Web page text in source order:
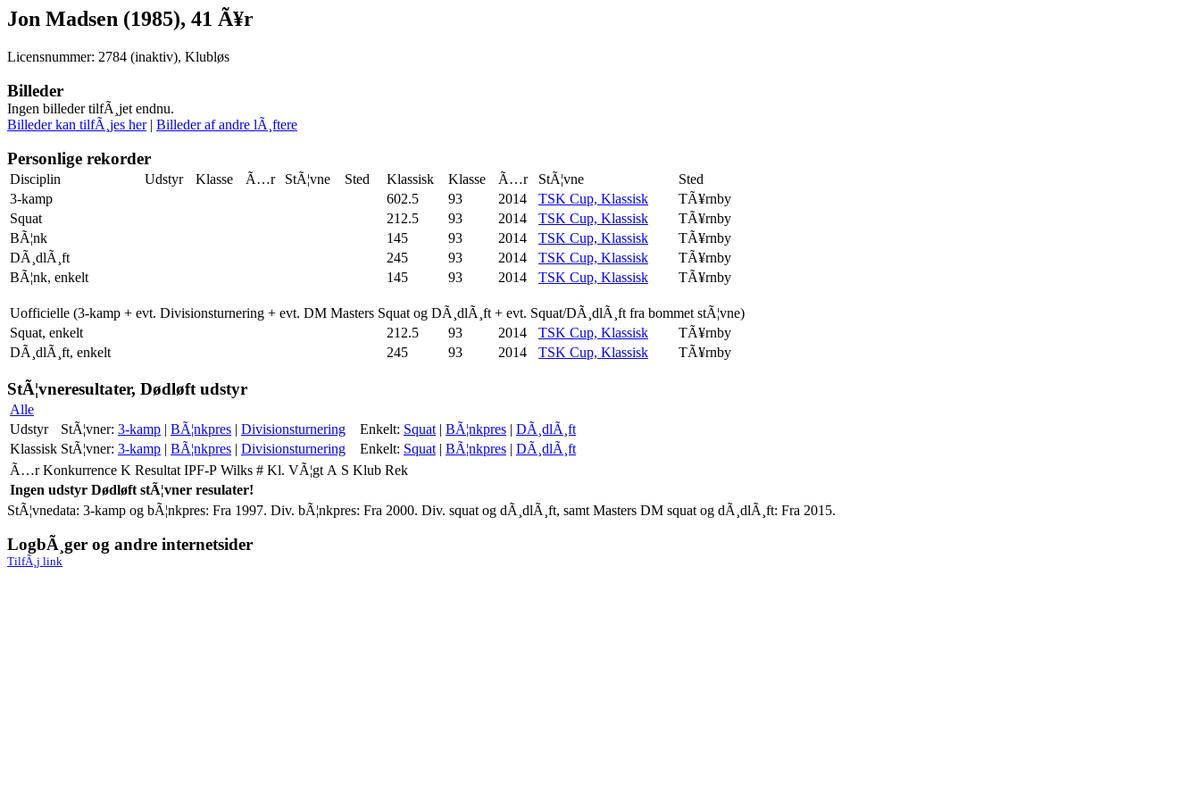
Jon Madsen (1985), 41 Ã¥r
Licensnummer: 2784 (inaktiv), Klubløs
Billeder
Ingen billeder tilfÃ¸jet endnu.
Billeder kan tilfÃ¸jes her| Billeder af andre lÃ¸ftere
Personlige rekorder
Disciplin Udstyr Klasse Ã…r StÃ¦vne Sted Klassisk Klasse Ã…r StÃ¦vne
Sted
3-kamp
602.5 93 2014 TSK Cup, Klassisk
TÃ¥rnby
Squat
212.5 93 2014 TSK Cup, Klassisk
TÃ¥rnby
BÃ¦nk
145 93 2014 TSK Cup, Klassisk
TÃ¥rnby
DÃ¸dlÃ¸ft
245 93 2014 TSK Cup, Klassisk
TÃ¥rnby
BÃ¦nk, enkelt
145 93 2014 TSK Cup, Klassisk TÃ¥rnby
Uofficielle (3-kamp + evt. Divisionsturnering + evt. DM Masters Squat og DÃ¸dlÃ¸ft + evt. Squat/DÃ¸dlÃ¸ft fra bommet stÃ¦vne)
Squat, enkelt
212.5 93 2014 TSK Cup, Klassisk
TÃ¥rnby
DÃ¸dlÃ¸ft, enkelt
245 93 2014 TSK Cup, Klassisk TÃ¥rnby
StÃ¦vneresultater, Dødløft udstyr
Alle
Udstyr
StÃ¦vner: 3-kamp | BÃ¦nkpres | Divisionsturnering Enkelt: Squat | BÃ¦nkpres | DÃ¸dlÃ¸ft
Klassisk StÃ¦vner: 3-kamp | BÃ¦nkpres | Divisionsturnering Enkelt: Squat | BÃ¦nkpres | DÃ¸dlÃ¸ft
Ã…r Konkurrence K Resultat IPF-P Wilks # Kl. VÃ¦gt A S Klub Rek
Ingen udstyr Dødløft stÃ¦vner resulater!
StÃ¦vnedata: 3-kamp og bÃ¦nkpres: Fra 1997. Div. bÃ¦nkpres: Fra 2000. Div. squat og dÃ¸dlÃ¸ft, samt Masters DM squat og dÃ¸dlÃ¸ft: Fra 2015.
LogbÃ¸ger og andre internetsider
TilfÃ¸j link